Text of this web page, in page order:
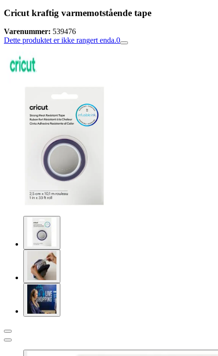
Cricut kraftig varmemotstående tape
Varenummer: 539476
Dette produktet er ikke rangert enda.0